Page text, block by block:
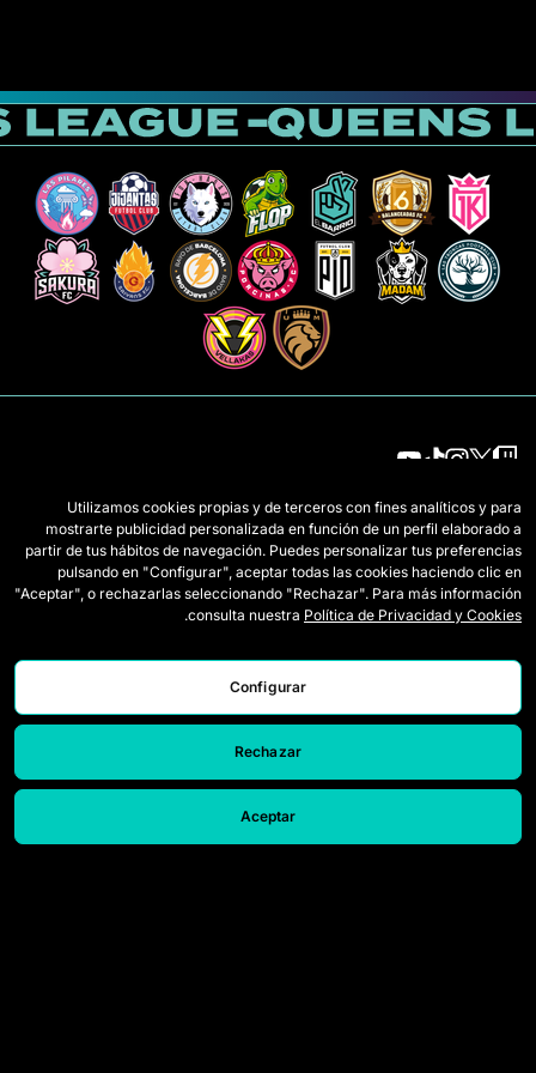
الفرق
لاعبات الدرافت
وايلد كاردز
المحاكي
اللائحة
كيف تُلعب Queens
التذاكر
اتصل بنا
Utilizamos cookies propias y de terceros con fines analíticos y para
mostrarte publicidad personalizada en función de un perfil elaborado a
partir de tus hábitos de navegación. Puedes personalizar tus preferencias
pulsando en "Configurar", aceptar todas las cookies haciendo clic en
"Aceptar", o rechazarlas seleccionando "Rechazar". Para más información
consulta nuestra Política de Privacidad y Cookies
.
Configurar
Rechazar
Aceptar